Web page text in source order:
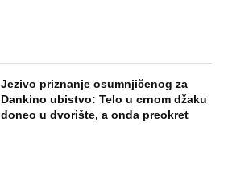
Jezivo priznanje osumnjičenog za
Dankino ubistvo: Telo u crnom džaku
doneo u dvorište, a onda preokret